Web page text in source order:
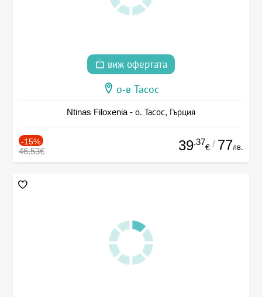
виж офертата
о-в Тасос
Ntinas Filoxenia - о. Тасос, Гърция
-15%
46.53€ 39.37
€ / 77лв.